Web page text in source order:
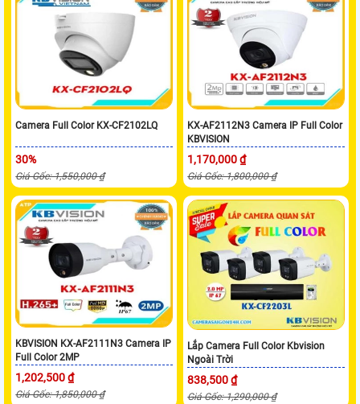
Camera Full Color KX-CF2102LQ
30%
Giá Gốc: 1,550,000 ₫
KX-AF2112N3 Camera IP Full Color
KBVISION
1,170,000 ₫
Giá Gốc: 1,800,000 ₫
KBVISION KX-AF2111N3 Camera IP
Full Color 2MP
1,202,500 ₫
Giá Gốc: 1,850,000 ₫
Lắp Camera Full Color Kbvision
Ngoài Trời
838,500 ₫
Giá Gốc: 1,290,000 ₫